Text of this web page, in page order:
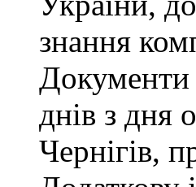
знання
Документи
днів з дня
Чернігів,